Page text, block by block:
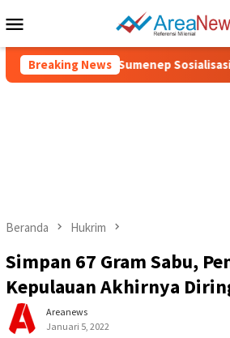
ke
Mobile
Breaking News
Pemkab Sumenep Sosialisasikan
Beranda Hukrim
Simpan 67 Gram Sabu,
Kepulauan Akhirnya
Areanews
Januari 5, 2022